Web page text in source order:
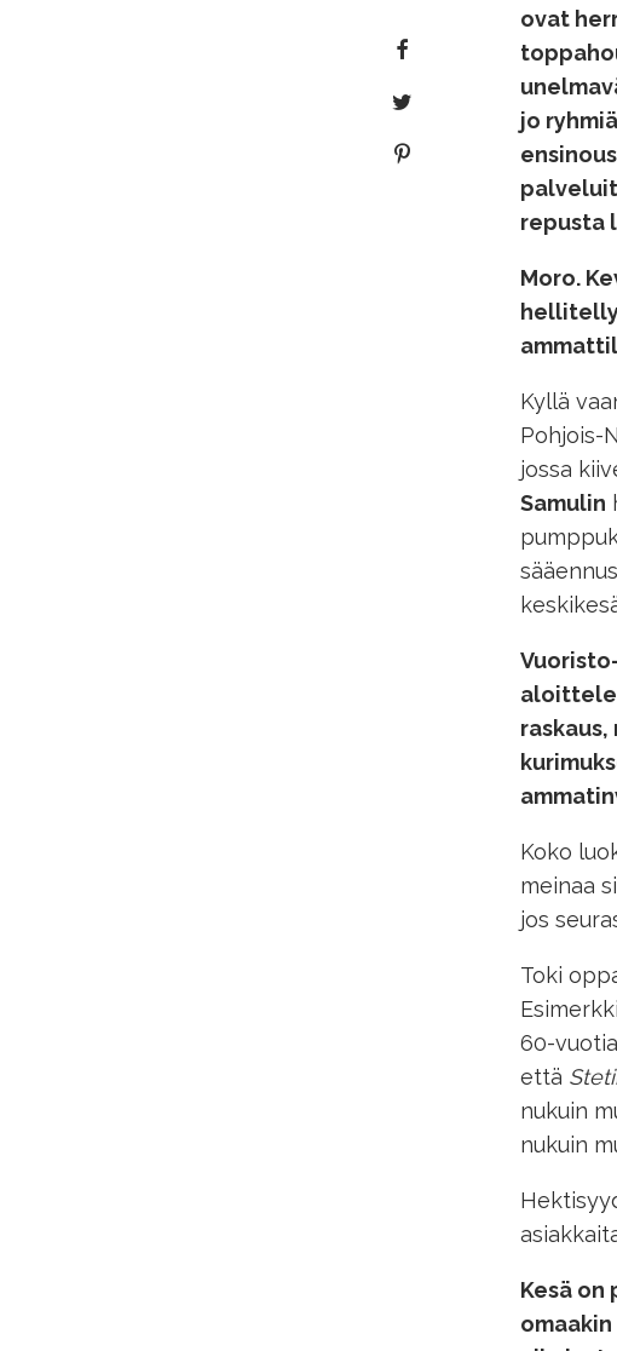
ovat
jo ryhmiä
repusta
Moro.
Kyllä
Pohjois-
jossa
Samulin
Koko
meinaa
jos
Toki
60-
että
nukuin
nukuin
Kesä on